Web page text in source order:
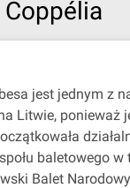
jest jednym z
Litwie, ponieważ
baletowego w
Balet